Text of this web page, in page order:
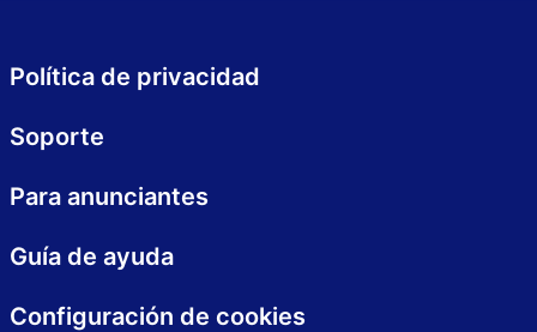
Política de privacidad
Soporte
Para anunciantes
Guía de ayuda
Configuración de cookies